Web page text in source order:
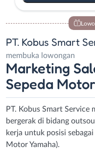
PT. Kobus Smart
membuka lowongan
Marketing
Sepeda
PT. Kobus Smart Service
bergerak di bidang
kerja untuk posisi
Motor Yamaha).